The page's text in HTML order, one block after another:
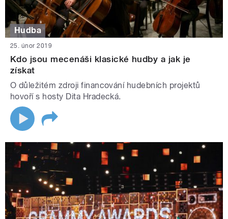
Hudba
25. únor 2019
Kdo jsou mecenáši klasické hudby a jak je
získat
O důležitém zdroji financování hudebních projektů
hovoří s hosty Dita Hradecká.